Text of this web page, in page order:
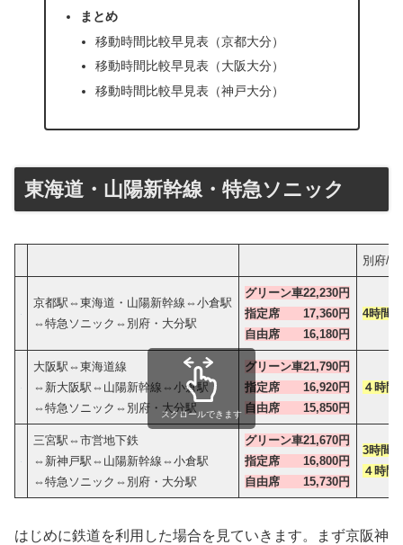
まとめ
移動時間比較早見表（京都大分）
移動時間比較早見表（大阪大分）
移動時間比較早見表（神戸大分）
東海道・山陽新幹線・特急ソニック
別府/
京都駅⇔東海道・山陽新幹線⇔小倉駅
⇔特急ソニック⇔別府・大分駅
グリーン車22,230円
指定席 17,360円
自由席 16,180円
4時間
大阪駅⇔東海道線
⇔新大阪駅⇔山陽新幹線⇔小倉駅
⇔特急ソニック⇔別府・大分駅
グリーン車21,790円
指定席 16,920円
自由席 15,850円
４時間
三宮駅⇔市営地下鉄
⇔新神戸駅⇔山陽新幹線⇔小倉駅
⇔特急ソニック⇔別府・大分駅
グリーン車21,670円
指定席 16,800円
自由席 15,730円
3時間
４時間
スクロールできます
はじめに鉄道を利用した場合を見ていきます。まず京阪神